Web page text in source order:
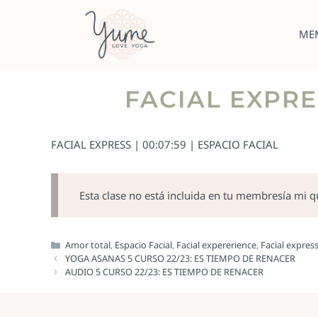
FACIAL
FACIAL EXPRESS | 00:07:59 | ESPACIO FACIAL
Esta clase no está incluida en tu membresía mi
Amor total, Espacio Facial, Facial expererience, Facial express
YOGA ASANAS 5 CURSO 22/23: ES TIEMPO DE RENACER
AUDIO 5 CURSO 22/23: ES TIEMPO DE RENACER